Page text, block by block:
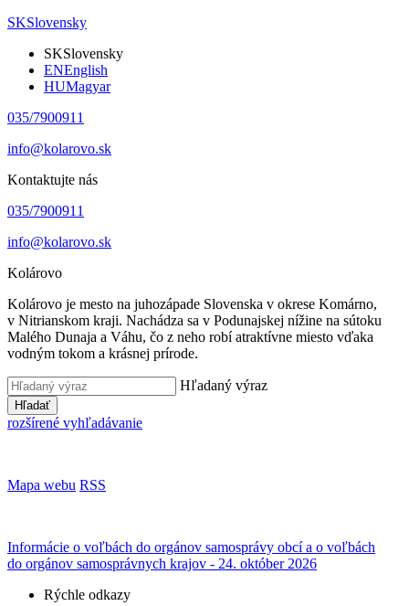
SKSlovensky
SKSlovensky
ENEnglish
HUMagyar
035/7900911
info@kolarovo.sk
Kontaktujte nás
035/7900911
info@kolarovo.sk
Kolárovo
Kolárovo je mesto na juhozápade Slovenska v okrese Komárno,
v Nitrianskom kraji. Nachádza sa v Podunajskej nížine na sútoku
Malého Dunaja a Váhu, čo z neho robí atraktívne miesto vďaka
vodným tokom a krásnej prírode.
Hľadaný výraz
Hľadať
rozšírené vyhľadávanie
Mapa webu RSS
Informácie o voľbách do orgánov samosprávy obcí a o voľbách
do orgánov samosprávnych krajov - 24. október 2026
Rýchle odkazy